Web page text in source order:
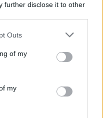
further disclose it to other
one or more Google
You may click to
its third-party tags to
in below Google
Outs
of my
my
cómo murió
muerto…